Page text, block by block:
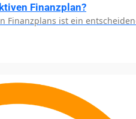
Finanzplan?
Finanzplans ist ein